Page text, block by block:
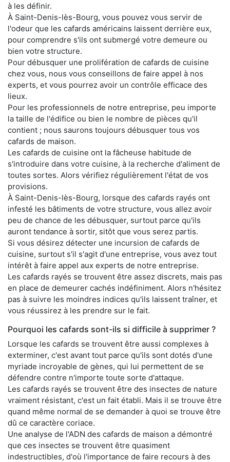
à les définir.
À Saint-Denis-lès-Bourg, vous pouvez vous servir de
l'odeur que les cafards américains laissent derrière eux,
pour comprendre s'ils ont submergé votre demeure ou
bien votre structure.
Pour débusquer une prolifération de cafards de cuisine
chez vous, nous vous conseillons de faire appel à nos
experts, et vous pourrez avoir un contrôle efficace des
lieux.
Pour les professionnels de notre entreprise, peu importe
la taille de l'édifice ou bien le nombre de pièces qu'il
contient ; nous saurons toujours débusquer tous vos
cafards de maison.
Les cafards de cuisine ont la fâcheuse habitude de
s'introduire dans votre cuisine, à la recherche d'aliment de
toutes sortes. Alors vérifiez régulièrement l'état de vos
provisions.
À Saint-Denis-lès-Bourg, lorsque des cafards rayés ont
infesté les bâtiments de votre structure, vous allez avoir
peu de chance de les débusquer, surtout parce qu'ils
auront tendance à sortir, sitôt que vous serez partis.
Si vous désirez détecter une incursion de cafards de
cuisine, surtout s'il s'agit d'une entreprise, vous avez tout
intérêt à faire appel aux experts de notre entreprise.
Les cafards rayés se trouvent être assez discrets, mais pas
en place de demeurer cachés indéfiniment. Alors n'hésitez
pas à suivre les moindres indices qu'ils laissent traîner, et
vous réussirez à les prendre sur le fait.
Pourquoi les cafards sont-ils si difficile à supprimer ?
Lorsque les cafards se trouvent être aussi complexes à
exterminer, c'est avant tout parce qu'ils sont dotés d'une
myriade incroyable de gènes, qui lui permettent de se
défendre contre n'importe toute sorte d'attaque.
Les cafards rayés se trouvent être des insectes de nature
vraiment résistant, c'est un fait établi. Mais il se trouve être
quand même normal de se demander à quoi se trouve être
dû ce caractère coriace.
Une analyse de l'ADN des cafards de maison a démontré
que ces insectes se trouvent être quasiment
indestructibles, d'où l'importance de faire recours à des